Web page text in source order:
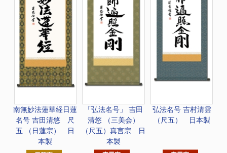
南無妙法蓮華経日蓮
名号 吉田清悠 尺
五 （日蓮宗） 日
本製
「弘法名号」 吉田
清悠 （三美会）
（尺五）真言宗 日
本製
弘法名号 吉村清雲
（尺五） 日本製